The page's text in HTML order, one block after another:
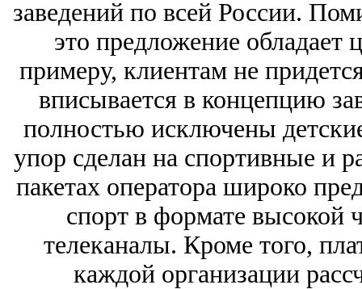
заведений по всей России.
это предложение
примеру, клиентам не
вписывается в концепцию
полностью исключены
упор сделан на спортивные и
пакетах оператора широко
спорт в формате высокой
телеканалы. Кроме того,
каждой организации